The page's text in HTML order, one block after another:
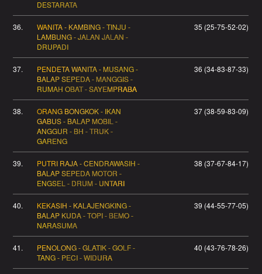
DESTARATA
36.
WANITA - KAMBING - TINJU -
LAMBUNG - JALAN JALAN -
DRUPADI
35 (25-75-52-02)
37.
PENDETA WANITA - MUSANG -
BALAP SEPEDA - MANGGIS -
RUMAH OBAT - SAYEMPRABA
36 (34-83-87-33)
38.
ORANG BONGKOK - IKAN
GABUS - BALAP MOBIL -
ANGGUR - BH - TRUK -
GARENG
37 (38-59-83-09)
39.
PUTRI RAJA - CENDRAWASIH -
BALAP SEPEDA MOTOR -
ENGSEL - DRUM - UNTARI
38 (37-67-84-17)
40.
KEKASIH - KALAJENGKING -
BALAP KUDA - TOPI - BEMO -
NARASUMA
39 (44-55-77-05)
41.
PENOLONG - GLATIK - GOLF -
TANG - PECI - WIDURA
40 (43-76-78-26)